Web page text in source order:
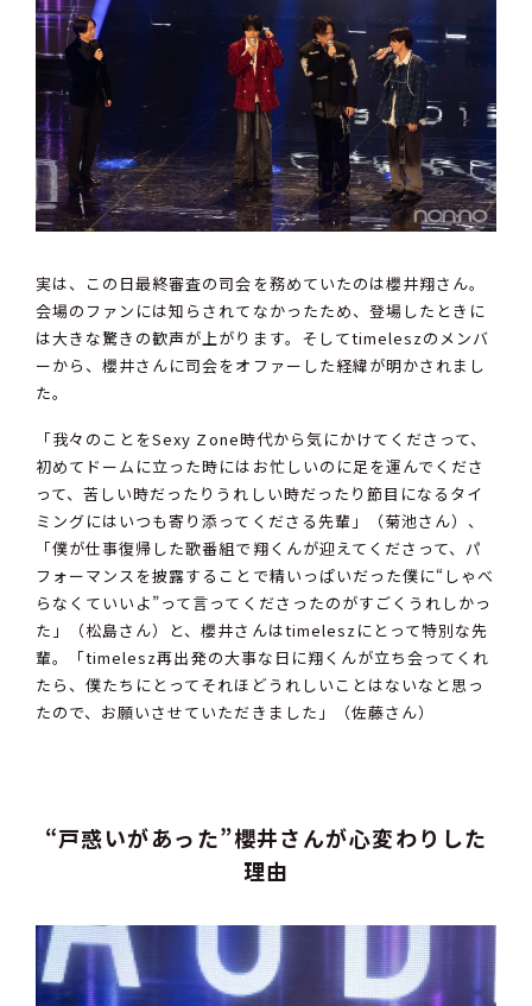
実は、この日最終審査の司会を務めていたのは櫻井翔さん。
会場のファンには知らされてなかったため、登場したときに
は大きな驚きの歓声が上がります。そしてtimeleszのメンバ
ーから、櫻井さんに司会をオファーした経緯が明かされまし
た。
「我々のことをSexy Zone時代から気にかけてくださって、
初めてドームに立った時にはお忙しいのに足を運んでくださ
って、苦しい時だったりうれしい時だったり節目になるタイ
ミングにはいつも寄り添ってくださる先輩」（菊池さん）、
「僕が仕事復帰した歌番組で翔くんが迎えてくださって、パ
フォーマンスを披露することで精いっぱいだった僕に“しゃべ
らなくていいよ”って言ってくださったのがすごくうれしかっ
た」（松島さん）と、櫻井さんはtimeleszにとって特別な先
輩。「timelesz再出発の大事な日に翔くんが立ち会ってくれ
たら、僕たちにとってそれほどうれしいことはないなと思っ
たので、お願いさせていただきました」（佐藤さん）
“戸惑いがあった”櫻井さんが心変わりした
理由